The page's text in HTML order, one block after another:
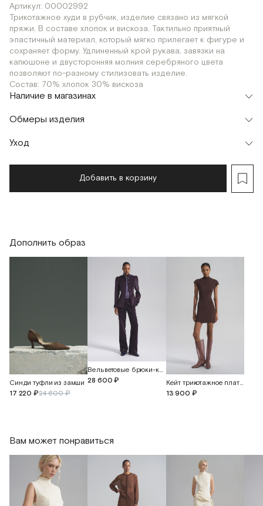
Артикул: 00002992
Трикотажное худи в рубчик, изделие связано из мягкой
пряжи. В составе хлопок и вискоза. Тактильно приятный
эластичный материал, который мягко прилегает к фигуре и
сохраняет форму. Удлиненный крой рукава, завязки на
капюшоне и двусторонняя молния серебряного цвета
позволяют по-разному стилизовать изделие.
Состав: 70% хлопок 30% вискоза
Наличие в магазинах
Флагман
г. Москва, Малая Бронная 16
M
г. Москва, Малая Бронная 24/3
SM
Обмеры изделия
Мерки, см
Длина рукава 71 71 71
Уход
Добавить в корзину
Дополнить образ
Синди туфли из замши
17 220 ₽24 600 ₽
Вельветовые брюки-клеш свободного кроя
28 600 ₽
Кейт трикотажное платье в рубчик
13 900 ₽
Вам может понравиться